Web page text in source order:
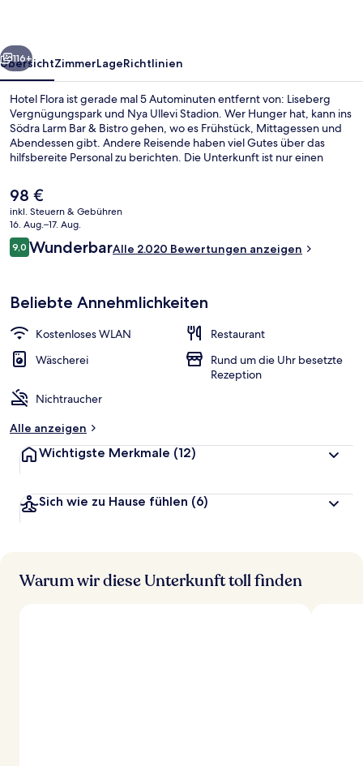
Weiter
116+
ÜbersichtZimmerLageRichtlinien
Hotel Flora ist gerade mal 5 Autominuten entfernt von: Liseberg
Vergnügungspark und Nya Ullevi Stadion. Wer Hunger hat, kann ins
Södra Larm Bar & Bistro gehen, wo es Frühstück, Mittagessen und
Abendessen gibt. Andere Reisende haben viel Gutes über das
hilfsbereite Personal zu berichten. Die Unterkunft ist nur einen
Bis zur U-Bahn sind es wenige Schritte (Straßenbahnhaltestelle
Grönsakstorget) bzw. 3 Minuten (Straßenbahnhaltestelle
Domkyrkan).
Der
aktuelle
Preis
beträgt
98 €.
98 €
inkl. Steuern & Gebühren
16. Aug.–17. Aug.
Bewertungen
9,09,0 von 10.
WunderbarAlle 2.020 Bewertungen anzeigen
Beliebte Annehmlichkeiten
Kostenloses WLAN
Restaurant
Wäscherei
Rund um die Uhr besetzte
Rezeption
Nichtraucher
Alle anzeigen
Wichtigste Merkmale (12)
Sich wie zu Hause fühlen (6)
Warum wir diese Unterkunft toll finden